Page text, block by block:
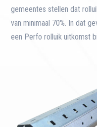
gemeentes stellen dat
van minimaal 70%. In dat
een Perfo rolluik uitkomst